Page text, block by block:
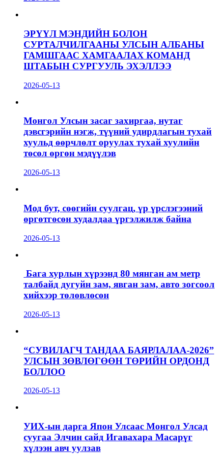
ЭРҮҮЛ МЭНДИЙН БОЛОН
СУРТАЛЧИЛГААНЫ УЛСЫН АЛБАНЫ
ГАМШГААС ХАМГААЛАХ КОМАНД
ШТАБЫН СУРГУУЛЬ ЭХЭЛЛЭЭ
2026-05-13
Монгол Улсын засаг захиргаа, нутаг
дэвсгэрийн нэгж, түүний удирдлагын тухай
хуульд өөрчлөлт оруулах тухай хуулийн
төсөл өргөн мэдүүлэв
2026-05-13
Мод бут, сөөгийн суулгац, үр үрслэгээний
өргөтгөсөн худалдаа үргэлжилж байна
2026-05-13
Бага хурлын хүрээнд 80 мянган ам метр
талбайд дугуйн зам, явган зам, авто зогсоол
хийхээр төлөвлөсөн
2026-05-13
“СУВИЛАГЧ ТАНДАА БАЯРЛАЛАА-2026”
УЛСЫН ЗӨВЛӨГӨӨН ТӨРИЙН ОРДОНД
БОЛЛОО
2026-05-13
УИХ-ын дарга Япон Улсаас Монгол Улсад
суугаа Элчин сайд Игавахара Масарүг
хүлээн авч уулзав